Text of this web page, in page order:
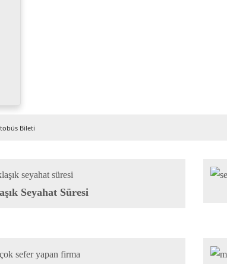
Bileti
Seyahat Süresi